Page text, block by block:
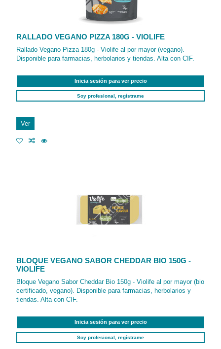
RALLADO VEGANO PIZZA 180G - VIOLIFE
Rallado Vegano Pizza 180g - Violife al por mayor (vegano).
Disponible para farmacias, herbolarios y tiendas. Alta con CIF.
Inicia sesión para ver precio
Soy profesional, regístrame
Ver
BLOQUE VEGANO SABOR CHEDDAR BIO 150G -
VIOLIFE
Bloque Vegano Sabor Cheddar Bio 150g - Violife al por mayor (bio
certificado, vegano). Disponible para farmacias, herbolarios y
tiendas. Alta con CIF.
Inicia sesión para ver precio
Soy profesional, regístrame